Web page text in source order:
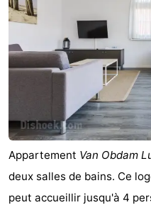
de
golf
Peche
Sportive
-
Equitation
Boire
manger
Conduite
de
l'anneau
Pratiques
Forum
Appartement Van Obdam
deux salles de bains. Ce
peut accueillir jusqu'à 4